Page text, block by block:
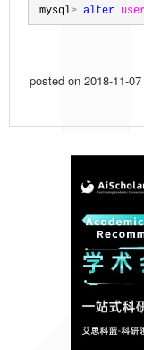
mysql> alter
posted on 2018-11-